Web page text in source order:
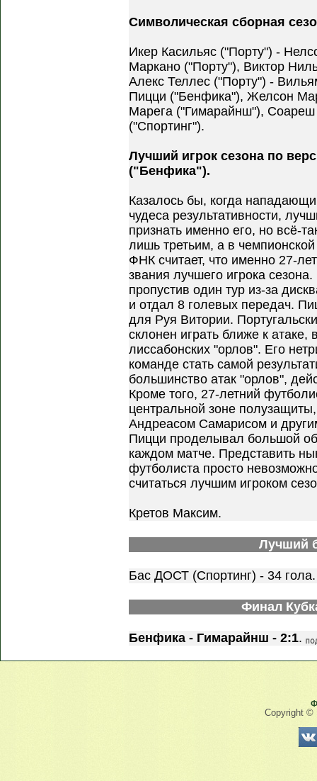
Символическая сборная
Икер Касильяс ("Порту") -
Маркано ("Порту"), Виктор
Алекс Теллес ("Порту") -
Пицци ("Бенфика"), Желсон
Марега ("Гимарайнш"),
("Спортинг").
Лучший игрок сезона по
("Бенфика").
Казалось бы, когда
чудеса результативности,
признать именно его, но всё-
лишь третьим, а в
ФНК считает, что именно 27-
звания лучшего игрока
пропустив один тур из-за
и отдал 8 голевых передач.
для Руя Витории.
склонен играть ближе к атаке,
лиссабонских "орлов". Его
команде стать самой
большинство атак "орлов",
Кроме того, 27-летний
центральной зоне
Андреасом Самарисом и
Пицци проделывал большой
каждом матче. Представить
футболиста просто
считаться лучшим игроком
Кретов Максим.
Лучший
Бас ДОСТ (Спортинг) - 34
Финал
Бенфика - Гимарайнш - 2:1.
Copyright ©